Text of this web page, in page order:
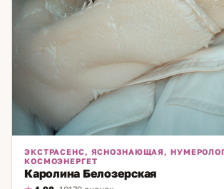
ЭКСТРАСЕНС, ЯСНОЗНАЮЩАЯ,
КОСМОЭНЕРГЕТ
Каролина Белозерская